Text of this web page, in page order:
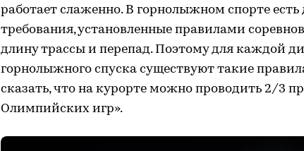
работает слаженно. В горнолыжном спорте
требования, установленные правилами
длину трассы и перепад. Поэтому для каждой
горнолыжного спуска существуют такие
сказать, что на курорте можно проводить 2/3
Олимпийских игр».